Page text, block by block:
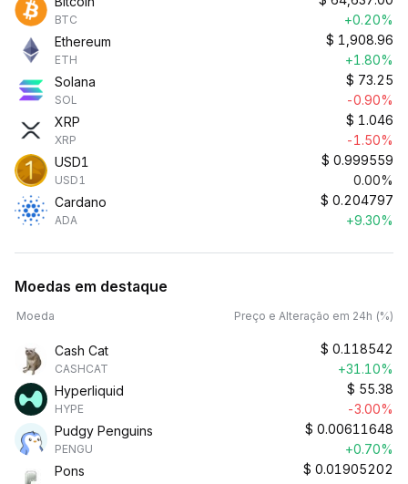
BTC
+0.20%
Ethereum
ETH
$ 1,908.96
+1.80%
Solana
SOL
$ 73.25
-0.90%
XRP
XRP
$ 1.046
-1.50%
USD1
USD1
$ 0.999559
0.00%
Cardano
ADA
$ 0.204797
+9.30%
Moedas em destaque
Moeda Preço e Alteração em 24h (%)
Cash Cat
CASHCAT
$ 0.118542
+31.10%
Hyperliquid
HYPE
$ 55.38
-3.00%
Pudgy Penguins
PENGU
$ 0.00611648
+0.70%
Pons
$ 0.01905202